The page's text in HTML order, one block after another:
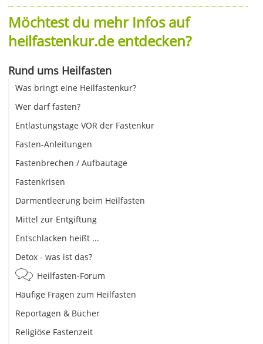
Möchtest du mehr Infos auf
heilfastenkur.de entdecken?
Rund ums Heilfasten
Was bringt eine Heilfastenkur?
Wer darf fasten?
Entlastungstage VOR der Fastenkur
Fasten-Anleitungen
Fastenbrechen / Aufbautage
Fastenkrisen
Darmentleerung beim Heilfasten
Mittel zur Entgiftung
Entschlacken heißt ...
Detox - was ist das?
Heilfasten-Forum
Häufige Fragen zum Heilfasten
Reportagen & Bücher
Religiöse Fastenzeit